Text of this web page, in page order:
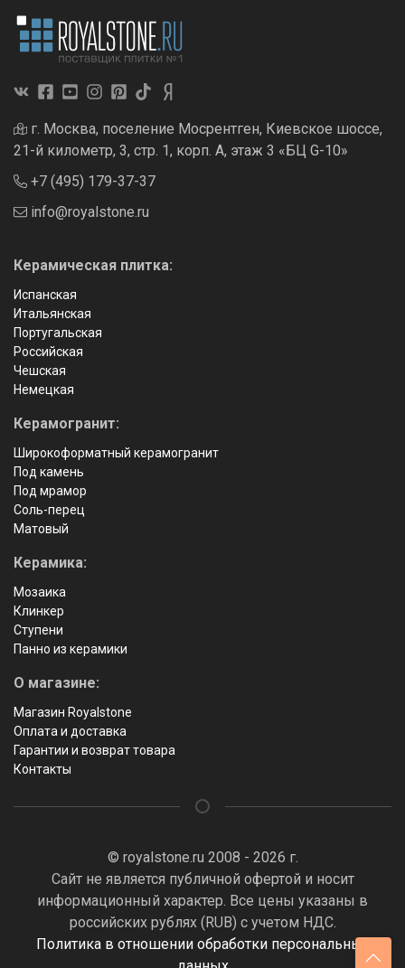
г. Москва, поселение Мосрентген, Киевское шоссе,
21-й километр, 3, стр. 1, корп. А, этаж 3 «БЦ G-10»
+7 (495) 179-37-37
info@royalstone.ru
Керамическая плитка:
Испанская
Итальянская
Португальская
Российская
Чешская
Немецкая
Керамогранит:
Широкоформатный керамогранит
Под камень
Под мрамор
Соль-перец
Матовый
Керамика:
Мозаика
Клинкер
Ступени
Панно из керамики
О магазине:
Магазин Royalstone
Оплата и доставка
Гарантии и возврат товара
Контакты
© royalstone.ru 2008 - 2026 г.
Сайт не является публичной офертой и носит
информационный характер. Все цены указаны в
российских рублях (RUB) с учетом НДС.
Политика в отношении обработки персональных